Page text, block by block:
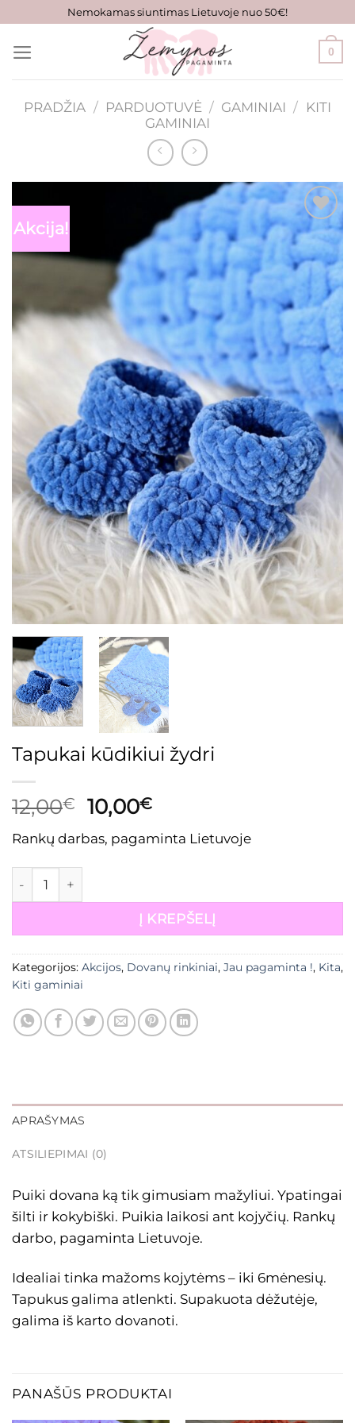
content
Nemokamas siuntimas Lietuvoje nuo 50€!
0
PRADŽIA / PARDUOTUVĖ / GAMINIAI / KITI
GAMINIAI
Akcija! Mėgstamiausias
Tapukai kūdikiui žydri
12,00€
Original
was:
10,00€Current
price
is:
Rankų darbas, pagaminta Lietuvoje
produkto kiekis: Tapukai kūdikiui žydri
Į KREPŠELĮ
Kategorijos: Akcijos, Dovanų rinkiniai, Jau pagaminta !, Kita,
Kiti gaminiai
APRAŠYMAS
ATSILIEPIMAI (0)
Puiki dovana ką tik gimusiam mažyliui. Ypatingai
šilti ir kokybiški. Puikia laikosi ant kojyčių. Rankų
darbo, pagaminta Lietuvoje.
Idealiai tinka mažoms kojytėms – iki 6mėnesių.
Tapukus galima atlenkti. Supakuota dėžutėje,
galima iš karto dovanoti.
PANAŠŪS PRODUKTAI